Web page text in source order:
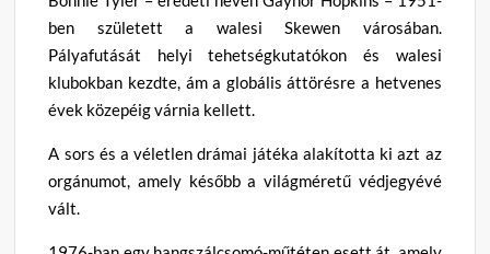
ben született a walesi Skewen városában.
Pályafutását helyi tehetségkutatókon és walesi
klubokban kezdte, ám a globális áttörésre a hetvenes
évek közepéig várnia kellett.
A sors és a véletlen drámai játéka alakította ki azt az
orgánumot, amely később a világméretű védjegyévé
vált.